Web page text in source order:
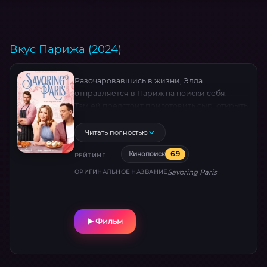
Вкус Парижа (2024)
Разочаровавшись в жизни, Элла
отправляется в Париж на поиски себя.
Там ей предстоит приготовить сыр, открыть
Читать полностью
РЕЙТИНГ Кинопоиск 6.9
ОРИГИНАЛЬНОЕ НАЗВАНИЕSavoring Paris
Фильм